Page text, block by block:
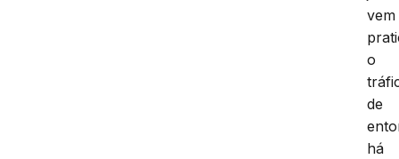
vem
o
de
há